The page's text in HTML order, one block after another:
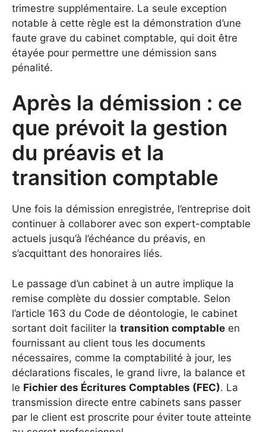
trimestre supplémentaire. La seule exception
notable à cette règle est la démonstration d’une
faute grave du cabinet comptable, qui doit être
étayée pour permettre une démission sans
pénalité.
Après la démission : ce
que prévoit la gestion
du préavis et la
transition comptable
Une fois la démission enregistrée, l’entreprise doit
continuer à collaborer avec son expert-comptable
actuels jusqu’à l’échéance du préavis, en
s’acquittant des honoraires liés.
Le passage d’un cabinet à un autre implique la
remise complète du dossier comptable. Selon
l’article 163 du Code de déontologie, le cabinet
sortant doit faciliter la transition comptable en
fournissant au client tous les documents
nécessaires, comme la comptabilité à jour, les
déclarations fiscales, le grand livre, la balance et
le Fichier des Écritures Comptables (FEC). La
transmission directe entre cabinets sans passer
par le client est proscrite pour éviter toute atteinte